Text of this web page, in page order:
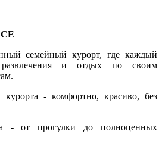
семейный курорт, где каждый
и отдых по своим
- комфортно, красиво, без
- от прогулки до полноценных